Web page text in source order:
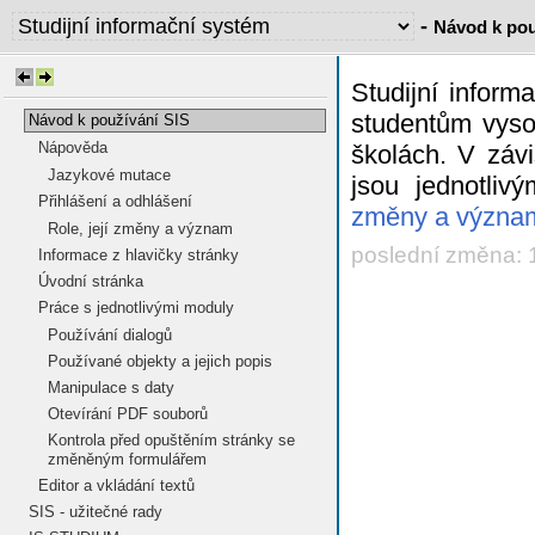
- Návod k
Návod k používání SIS
Nápověda
Jazykové mutace
Přihlášení a odhlášení
Role, její změny a význam
Informace z hlavičky stránky
Úvodní stránka
Práce s jednotlivými moduly
Používání dialogů
Používané objekty a jejich popis
Manipulace s daty
Otevírání PDF souborů
Kontrola před opuštěním stránky se
změněným formulářem
Editor a vkládání textů
SIS - užitečné rady
Studijní
studentům
školách. V
jsou
změny a
poslední změna: